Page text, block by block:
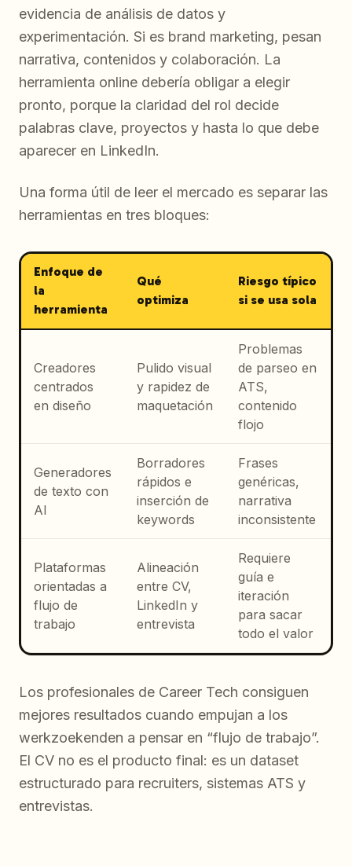
evidencia de análisis de datos y
experimentación. Si es brand marketing, pesan
narrativa, contenidos y colaboración. La
herramienta online debería obligar a elegir
pronto, porque la claridad del rol decide
palabras clave, proyectos y hasta lo que debe
aparecer en LinkedIn.
Una forma útil de leer el mercado es separar las
herramientas en tres bloques:
Enfoque de
la
herramienta
Qué
optimiza
Riesgo típico
si se usa sola
Creadores
centrados
en diseño
Pulido visual
y rapidez de
maquetación
Problemas
de parseo en
ATS,
contenido
flojo
Generadores
de texto con
AI
Borradores
rápidos e
inserción de
keywords
Frases
genéricas,
narrativa
inconsistente
Plataformas
orientadas a
flujo de
trabajo
Alineación
entre CV,
LinkedIn y
entrevista
Requiere
guía e
iteración
para sacar
todo el valor
Los profesionales de Career Tech consiguen
mejores resultados cuando empujan a los
werkzoekenden a pensar en “flujo de trabajo”.
El CV no es el producto final: es un dataset
estructurado para recruiters, sistemas ATS y
entrevistas.